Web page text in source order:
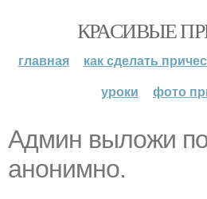
КРАСИВЫЕ
главная как сделать
уроки
фото
Админ выложи
анонимно.